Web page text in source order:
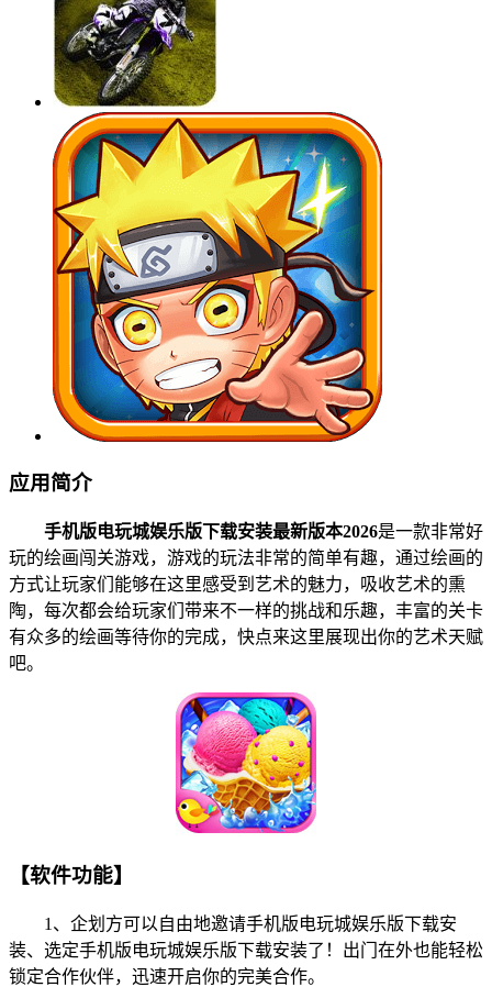
应用简介
手机版电玩城娱乐版下载安装最新版本2026是一款非常好
玩的绘画闯关游戏，游戏的玩法非常的简单有趣，通过绘画的
方式让玩家们能够在这里感受到艺术的魅力，吸收艺术的熏
陶，每次都会给玩家们带来不一样的挑战和乐趣，丰富的关卡
有众多的绘画等待你的完成，快点来这里展现出你的艺术天赋
吧。
【软件功能】
1、企划方可以自由地邀请手机版电玩城娱乐版下载安
装、选定手机版电玩城娱乐版下载安装了！出门在外也能轻松
锁定合作伙伴，迅速开启你的完美合作。